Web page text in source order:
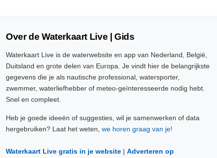
Over de Waterkaart Live | Gids
Waterkaart Live is de waterwebsite en app van Nederland, België,
Duitsland en grote delen van Europa. Je vindt hier de belangrijkste
gegevens die je als nautische professional, watersporter,
zwemmer, waterliefhebber of meteo-geïnteresseerde nodig hebt.
Snel en compleet.
Heb je goede ideeën of suggesties, wil je samenwerken of data
hergebruiken? Laat het weten, we horen graag van je!
Waterkaart Live gratis in je website | Adverteren op